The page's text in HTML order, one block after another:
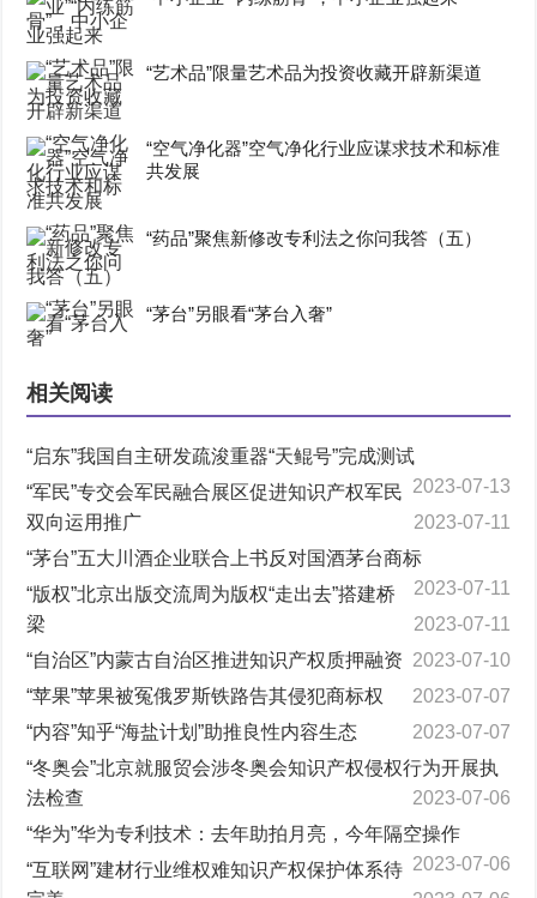
“艺术品”限量艺术品为投资收藏开辟新渠道
“空气净化器”空气净化行业应谋求技术和标准
共发展
“药品”聚焦新修改专利法之你问我答（五）
“茅台”另眼看“茅台入奢”
相关阅读
“启东”我国自主研发疏浚重器“天鲲号”完成测试
2023-07-13
“军民”专交会军民融合展区促进知识产权军民
双向运用推广
2023-07-11
“茅台”五大川酒企业联合上书反对国酒茅台商标
2023-07-11
“版权”北京出版交流周为版权“走出去”搭建桥
梁
2023-07-11
“自治区”内蒙古自治区推进知识产权质押融资 2023-07-10
“苹果”苹果被冤俄罗斯铁路告其侵犯商标权
2023-07-07
“内容”知乎“海盐计划”助推良性内容生态
2023-07-07
“冬奥会”北京就服贸会涉冬奥会知识产权侵权行为开展执
法检查
2023-07-06
“华为”华为专利技术：去年助拍月亮，今年隔空操作
2023-07-06
“互联网”建材行业维权难知识产权保护体系待